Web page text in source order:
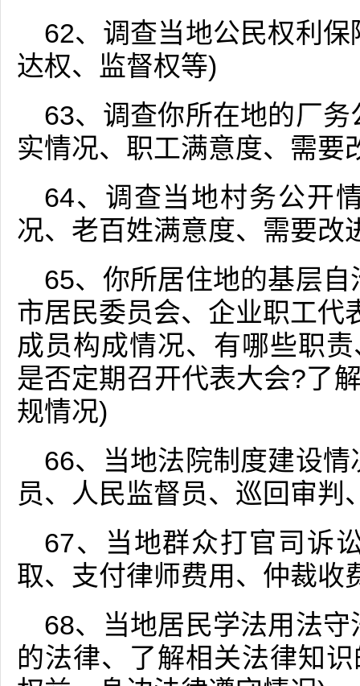
62、调查当地公民权利
达权、监督权等)
63、调查你所在地的厂
实情况、职工满意度、需要
64、调查当地村务公开
况、老百姓满意度、需要改
65、你所居住地的基层
市居民委员会、企业职工代
成员构成情况、有哪些职
是否定期召开代表大会?了
规情况)
66、当地法院制度建设
员、人民监督员、巡回审判
67、当地群众打官司诉
取、支付律师费用、仲裁收
68、当地居民学法用法
的法律、了解相关法律知